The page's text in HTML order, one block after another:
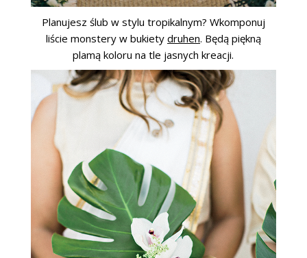
Planujesz ślub w stylu tropikalnym? Wkomponuj
liście monstery w bukiety druhen. Będą piękną
plamą koloru na tle jasnych kreacji.